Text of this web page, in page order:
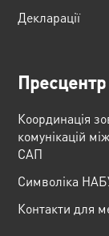
Декларації
Пресцентр
Координація
комунікацій
САП
Cимволіка
Контакти для